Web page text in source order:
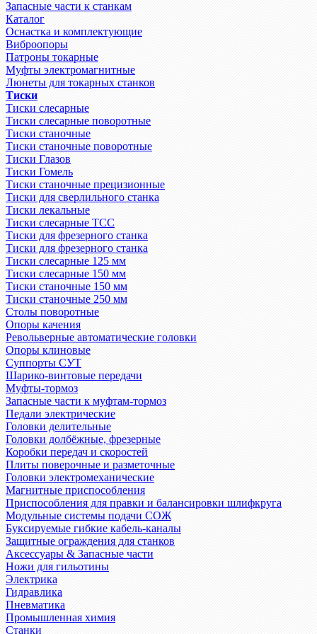
Запасные части к станкам
Каталог
Оснастка и комплектующие
Виброопоры
Патроны токарные
Муфты электромагнитные
Люнеты для токарных станков
Тиски
Тиски слесарные
Тиски слесарные поворотные
Тиски станочные
Тиски станочные поворотные
Тиски Глазов
Тиски Гомель
Тиски станочные прецизионные
Тиски для сверлильного станка
Тиски лекальные
Тиски слесарные ТСС
Тиски для фрезерного станка
Тиски для фрезерного станка
Тиски слесарные 125 мм
Тиски слесарные 150 мм
Тиски станочные 150 мм
Тиски станочные 250 мм
Столы поворотные
Опоры качения
Револьверные автоматические головки
Опоры клиновые
Суппорты СУТ
Шарико-винтовые передачи
Муфты-тормоз
Запасные части к муфтам-тормоз
Педали электрические
Головки делительные
Головки долбёжные, фрезерные
Коробки передач и скоростей
Плиты поверочные и разметочные
Головки электромеханические
Магнитные приспособления
Приспособления для правки и балансировки шлифкруга
Модульные системы подачи СОЖ
Буксируемые гибкие кабель-каналы
Защитные ограждения для станков
Аксессуары & Запасные части
Ножи для гильотины
Электрика
Гидравлика
Пневматика
Промышленная химия
Станки